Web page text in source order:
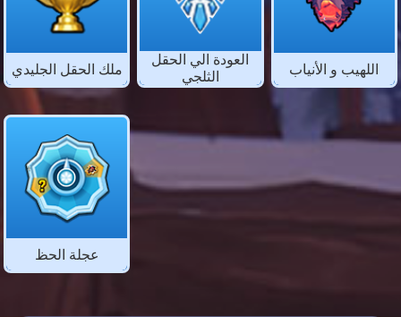
ملك الحقل الجليدي
العودة الي الحقل
الثلجي
اللهيب و الأنياب
عجلة الحظ